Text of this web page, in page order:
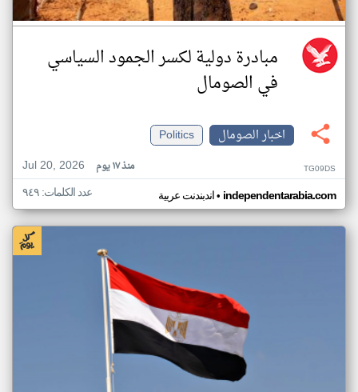
مبادرة دولية لكسر الجمود السياسي
في الصومال
اخبار الصومال
Politics
Jul 20, 2026
منذ ١٧ يوم TG09DS
اندبندنت عربية• independentarabia.com عدد الكلمات: ٩٤٩